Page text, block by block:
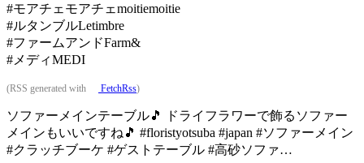
#モアチェモアチェmoitiemoitie
#ルタンブルLetimbre
#ファームアンドFarm&
#メディMEDI
(RSS generated with FetchRss)
ソファーメインテーブル🎵 ドライフラワーで飾るソファー
メインもいいですね🎵 #floristyotsuba #japan #ソファーメイン
#クラッチブーケ #ゲストテーブル #高砂ソファ…